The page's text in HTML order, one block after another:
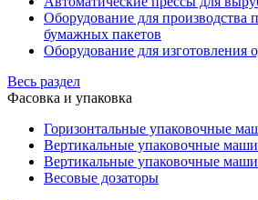
Оборудование для производства
бумажных пакетов
Оборудование для изготовления
Весь раздел
Фасовка и упаковка
Горизонтальные упаковочные
Вертикальные упаковочные
Вертикальные упаковочные
Весовые дозаторы